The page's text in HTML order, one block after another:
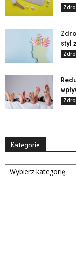
styl
Kategorie
Kategorie